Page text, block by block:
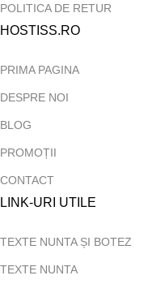
POLITICA DE RETUR
HOSTISS.RO
PRIMA PAGINA
DESPRE NOI
BLOG
PROMOȚII
CONTACT
LINK-URI UTILE
TEXTE NUNTA ȘI BOTEZ
TEXTE NUNTA